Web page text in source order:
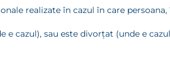
realizate în cazul în care
e cazul), sau este divorţat (unde e